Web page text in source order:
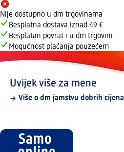
Nije dostupno u dm trgovinama
Besplatna dostava iznad 49 €
Besplatan povrat i u dm trgovini
Mogućnost plaćanja pouzećem
Uvijek više za mene
Više o dm jamstvu dobrih cijena